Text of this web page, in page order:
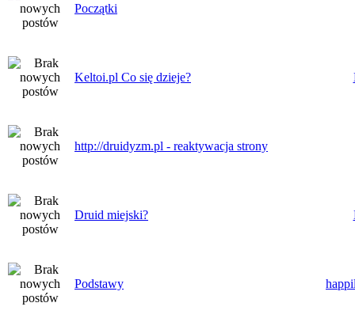
Początki
Keltoi.pl Co się dzieje?
http://druidyzm.pl - reaktywacja strony
Druid miejski?
Podstawy